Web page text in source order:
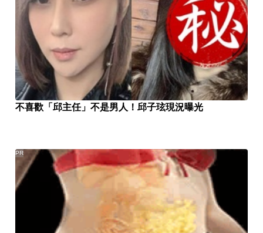
不喜歡「邱主任」不是男人！邱子玹現況曝光
PR